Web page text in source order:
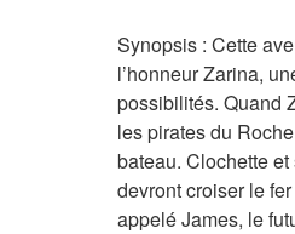
Synopsis : Cette
l’honneur Zarina,
possibilités. Quand
les pirates du
bateau. Clochette
devront croiser le
appelé James, le